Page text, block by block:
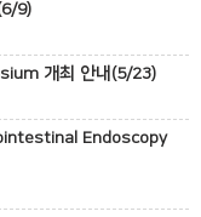
9)
개최 안내(5/23)
Endoscopy